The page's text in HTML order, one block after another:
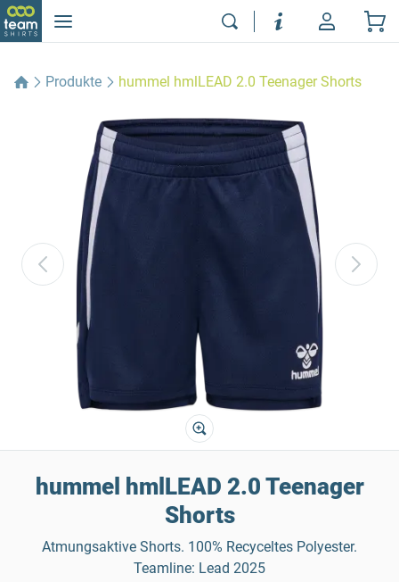
Produkte hummel hmlLEAD 2.0 Teenager Shorts
hummel hmlLEAD 2.0 Teenager
Shorts
Atmungsaktive Shorts. 100% Recyceltes Polyester.
Teamline: Lead 2025